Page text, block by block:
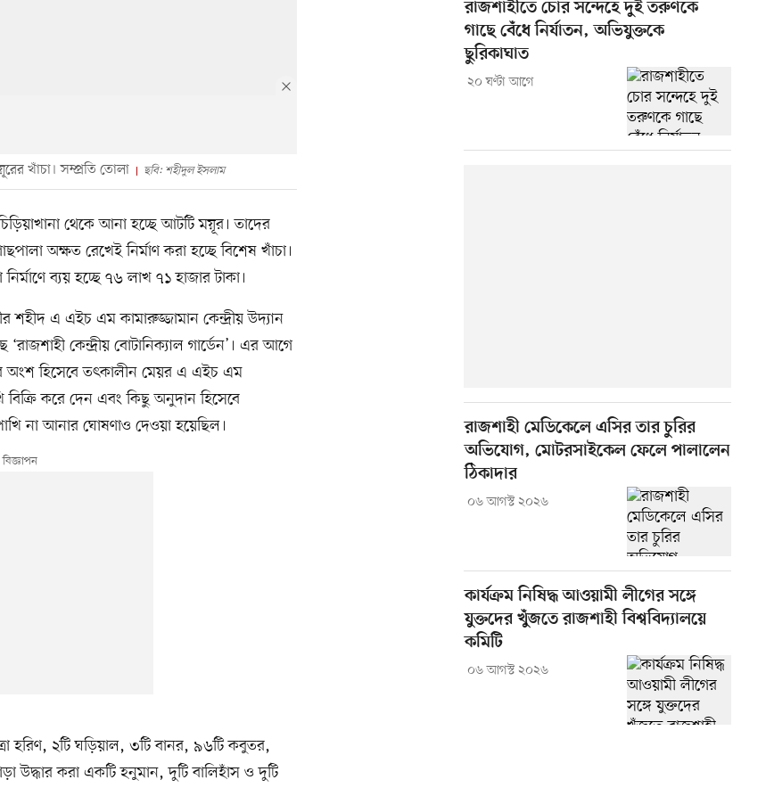
খাঁচা। সম্প্রতি তোলা ছবি: শহীদুল ইসলাম
চিড়িয়াখানা থেকে আনা হচ্ছে আটটি ময়ূর। তাদের
অক্ষত রেখেই নির্মাণ করা হচ্ছে বিশেষ খাঁচা।
ব্যয় হচ্ছে ৭৬ লাখ ৭১ হাজার টাকা।
এ এইচ এম কামারুজ্জামান কেন্দ্রীয় উদ্যান
‘রাজশাহী কেন্দ্রীয় বোটানিক্যাল গার্ডেন’। এর আগে
অংশ হিসেবে তৎকালীন মেয়র এ এইচ এম
বিক্রি করে দেন এবং কিছু অনুদান হিসেবে
না আনার ঘোষণাও দেওয়া হয়েছিল।
হরিণ, ২টি ঘড়িয়াল, ৩টি বানর, ৯৬টি কবুতর,
উদ্ধার করা একটি হনুমান, দুটি বালিহাঁস ও দুটি
রাজশাহীতে চোর সন্দেহে দুই তরুণকে
গাছে বেঁধে নির্যাতন, অভিযুক্তকে
ছুরিকাঘাত
২০ ঘণ্টা আগে
রাজশাহী মেডিকেলে এসির তার চুরির
অভিযোগ, মোটরসাইকেল ফেলে পালালেন
ঠিকাদার
০৬ আগস্ট ২০২৬
কার্যক্রম নিষিদ্ধ আওয়ামী লীগের সঙ্গে
যুক্তদের খুঁজতে রাজশাহী বিশ্ববিদ্যালয়ে
কমিটি
০৬ আগস্ট ২০২৬